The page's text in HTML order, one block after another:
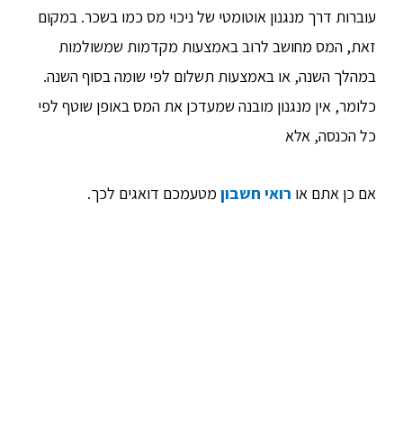
עוברות דרך מנגנון אוטומטי של ניכוי מס כמו בשכר. במקום
זאת, המס מחושב לרוב באמצעות מקדמות שמשולמות
במהלך השנה, או באמצעות תשלום לפי שומה בסוף השנה.
כלומר, אין מנגנון מובנה שמעדכן את המס באופן שוטף לפי
כל הכנסה, אלא
אם כן אתם או רואי חשבון מטעמכם דואגים לכך.